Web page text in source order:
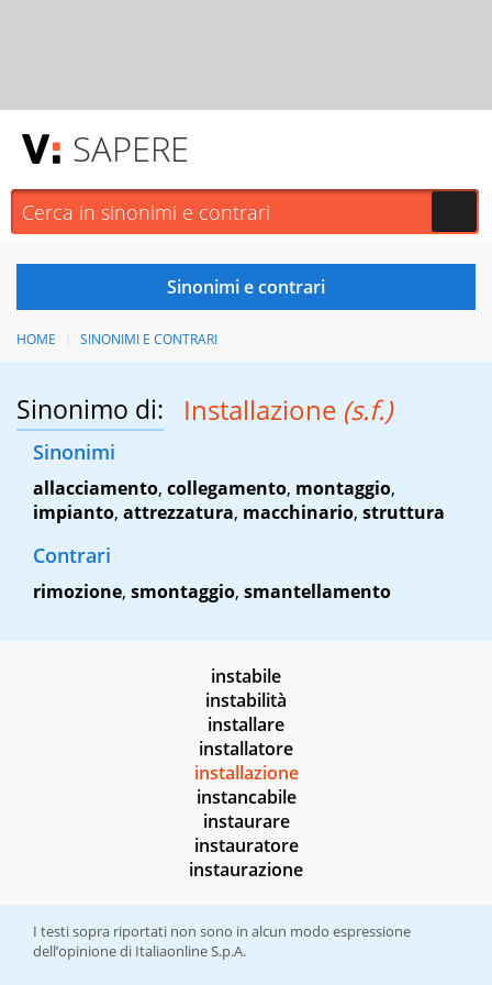
SAPERE
HOME SINONIMI E CONTRARI
Sinonimo di: Installazione (s.f.)
Sinonimi
allacciamento, collegamento, montaggio,
impianto, attrezzatura, macchinario, struttura
Contrari
rimozione, smontaggio, smantellamento
instabile
instabilità
installare
installatore
installazione
instancabile
instaurare
instauratore
instaurazione
I testi sopra riportati non sono in alcun modo espressione
dell’opinione di Italiaonline S.p.A.